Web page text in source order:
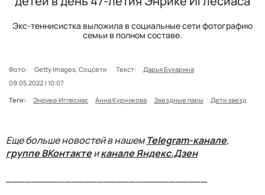
Экс-теннисистка выложила в социальные сети фотографию
семьи в полном составе.
Фото: Getty Images, Соцсети Текст:
Дарья Бухарина
09.05.2022 / 10:07
Теги:
Энрике Иглесиас Анна Курникова Звездные пары Дети звезд
Еще больше новостей в нашемTelegram-канале,
группе ВКонтактеиканале Яндекс.Дзен